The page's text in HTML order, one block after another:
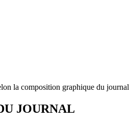
la composition graphique du journal
JOURNAL